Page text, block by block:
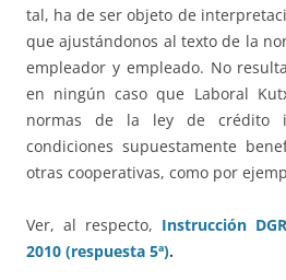
tal, ha de ser objeto de
que ajustándonos al texto de la
empleador y empleado. No
en ningún caso que Laboral
normas de la ley de crédito
condiciones supuestamente
otras cooperativas, como por
Ver, al respecto, Instrucción
2010 (respuesta 5ª).